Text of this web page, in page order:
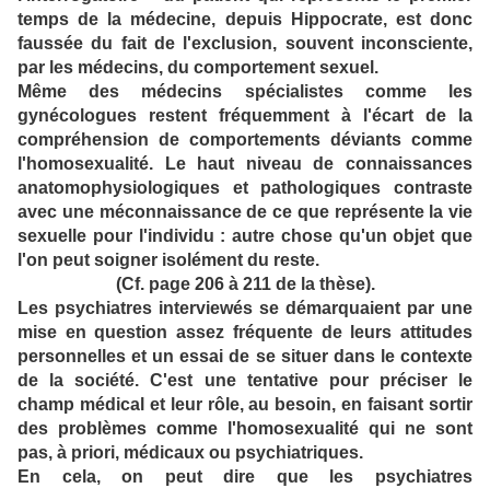
temps de la médecine, depuis Hippocrate, est donc
faussée du fait de l'exclusion, souvent inconsciente,
par les médecins, du comportement sexuel.
Même des médecins spécialistes comme les
gynécologues restent fréquemment à l'écart de la
compréhension de comportements déviants comme
l'homosexualité. Le haut niveau de connaissances
anatomophysiologiques et pathologiques contraste
avec une méconnaissance de ce que représente la vie
sexuelle pour l'individu : autre chose qu'un objet que
l'on peut soigner isolément du reste.
(Cf. page 206 à 211 de la thèse).
Les psychiatres interviewés se démarquaient par une
mise en question assez fréquente de leurs attitudes
personnelles et un essai de se situer dans le contexte
de la société. C'est une tentative pour préciser le
champ médical et leur rôle, au besoin, en faisant sortir
des problèmes comme l'homosexualité qui ne sont
pas, à priori, médicaux ou psychiatriques.
En cela, on peut dire que les psychiatres